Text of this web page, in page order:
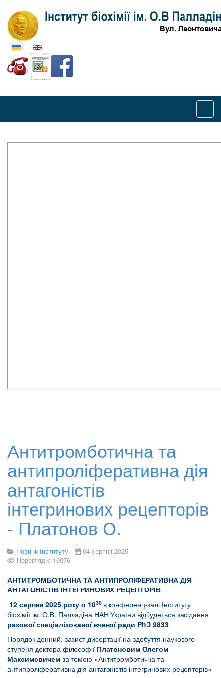
Оберіть свою мову
Антитромботична та
антипроліферативна дія
антагоністів
інтегринових рецепторів
- Платонов О.
Новини Інституту
04 серпня 2025
Перегляди: 16076
АНТИТРОМБОТИЧНА ТА АНТИПРОЛІФЕРАТИВНА ДІЯ
АНТАГОНІСТІВ ІНТЕГРИНОВИХ РЕЦЕПТОРІВ
12 серпня 2025 року о 1030 в конференц-залі Інституту
біохімії ім. О.В. Палладіна НАН України відбудеться засідання
разової спеціалізованої вченої ради PhD 9833
Порядок денний: захист дисертації на здобуття наукового
ступеня доктора філософії Платоновим Олегом
Максимовичем за темою «Антитромботична та
антипроліферативна дія антагоністів інтегринових рецепторів»